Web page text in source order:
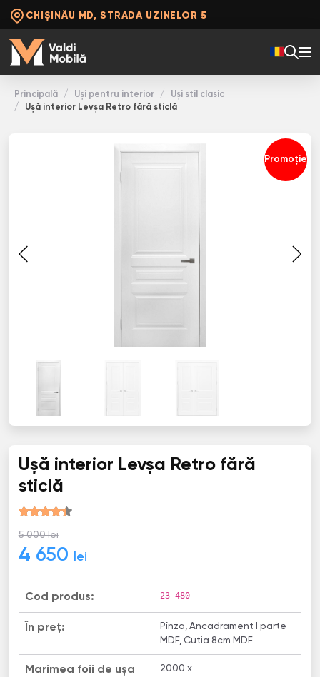
CHIȘINĂU MD, STRADA UZINELOR 5
Principală Uși pentru interior
Uși stil clasic
Ușă interior Levșa Retro fără sticlă
Promoție
Ușă interior Levșa Retro fără
sticlă
5 000 lei
4 650 lei
Cod produs: 23-480
În preț:
Pînza, Ancadrament I parte
MDF, Cutia 8cm MDF
Marimea foii de ușa
2000 x